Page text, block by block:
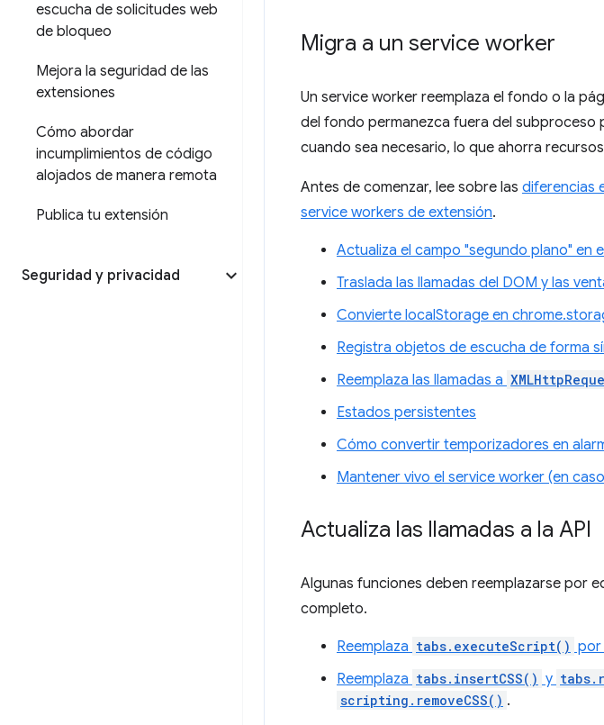
escucha de solicitudes web
de bloqueo
Mejora la seguridad de las
extensiones
Cómo abordar
incumplimientos de código
alojados de manera remota
Publica tu extensión
Seguridad y privacidad
Migra a un service worker
Un service worker reemplaza el fondo o la
del fondo permanezca fuera del subproceso
cuando sea necesario, lo que ahorra
Antes de comenzar, lee sobre las diferencias
service workers de extensión.
Actualiza el campo "segundo plano" en
Traslada las llamadas del DOM y las
Convierte localStorage en
Registra objetos de escucha de forma
Reemplaza las llamadas a
Estados persistentes
Cómo convertir temporizadores en
Mantener vivo el service worker (en
Actualiza las llamadas a la API
Algunas funciones deben reemplazarse por
completo.
Reemplaza tabs.executeScript() por
Reemplaza tabs.insertCSS() y
scripting.removeCSS() .